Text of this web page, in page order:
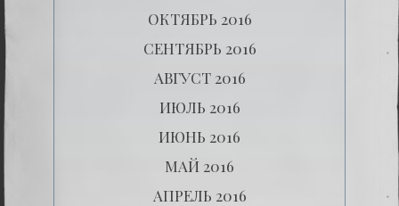
ОКТЯБРЬ 2016
СЕНТЯБРЬ 2016
АВГУСТ 2016
ИЮЛЬ 2016
ИЮНЬ 2016
МАЙ 2016
АПРЕЛЬ 2016